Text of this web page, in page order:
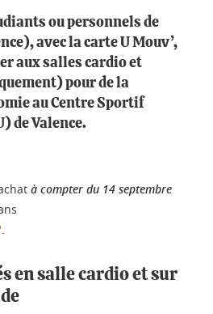
ou personnels de
avec la carte U Mouv’,
aux salles cardio et
pour de la
au Centre Sportif
de Valence.
à compter du 14 septembre
en salle cardio et sur